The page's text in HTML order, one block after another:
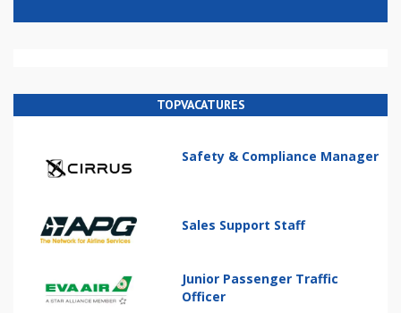
TOPVACATURES
Safety & Compliance Manager
Sales Support Staff
Junior Passenger Traffic
Officer